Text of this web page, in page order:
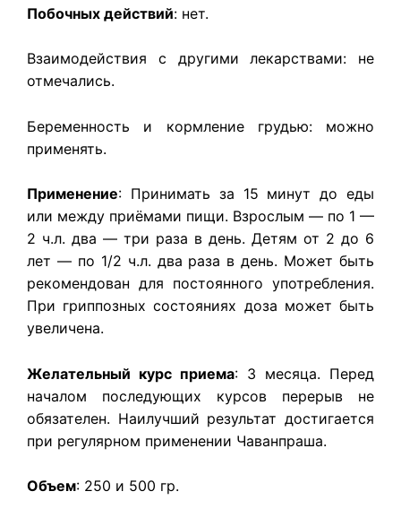
Побочных действий: нет.
Взаимодействия с другими лекарствами: не
отмечались.
Беременность и кормление грудью: можно
применять.
Применение: Принимать за 15 минут до еды
или между приёмами пищи. Взрослым — по 1 —
2 ч.л. два — три раза в день. Детям от 2 до 6
лет — по 1/2 ч.л. два раза в день. Может быть
рекомендован для постоянного употребления.
При гриппозных состояниях доза может быть
увеличена.
Желательный курс приема: 3 месяца. Перед
началом последующих курсов перерыв не
обязателен. Наилучший результат достигается
при регулярном применении Чаванпраша.
Объем: 250 и 500 гр.